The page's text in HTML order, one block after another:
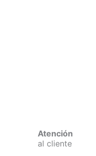
Atención
al cliente